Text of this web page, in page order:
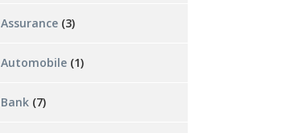
Assurance (3)
Automobile (1)
Bank (7)